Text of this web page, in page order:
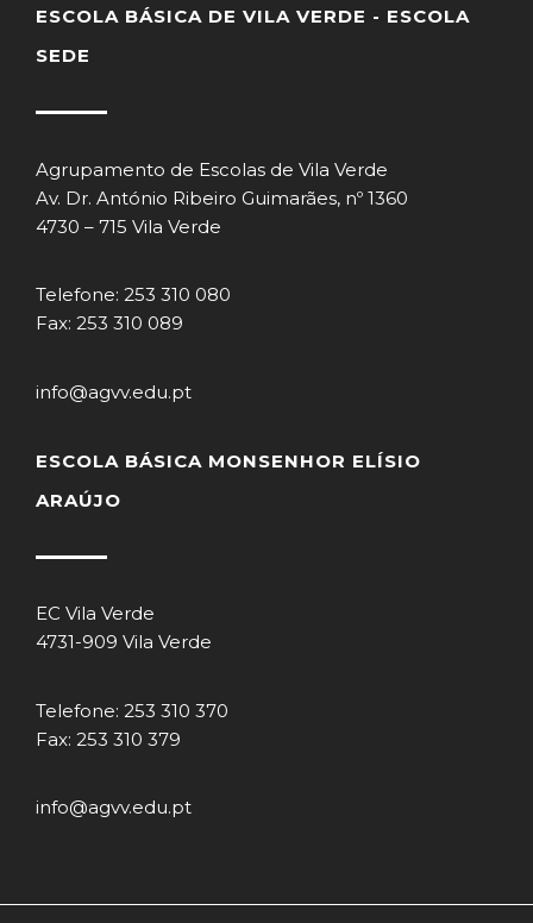
ESCOLA BÁSICA DE VILA VERDE - ESCOLA
SEDE
Agrupamento de Escolas de Vila Verde
Av. Dr. António Ribeiro Guimarães, nº 1360
4730 – 715 Vila Verde
Telefone: 253 310 080
Fax: 253 310 089
info@agvv.edu.pt
ESCOLA BÁSICA MONSENHOR ELÍSIO
ARAÚJO
EC Vila Verde
4731-909 Vila Verde
Telefone: 253 310 370
Fax: 253 310 379
info@agvv.edu.pt